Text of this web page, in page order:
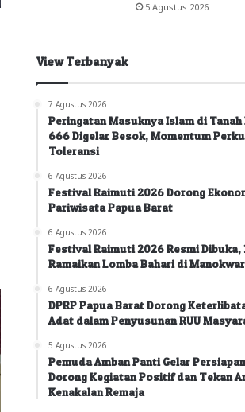
5 Agustus 2026
View Terbanyak
7 Agustus 2026
Peringatan Masuknya Islam di Tanah
666 Digelar Besok, Momentum
Toleransi
6 Agustus 2026
Festival Raimuti 2026 Dorong
Pariwisata Papua Barat
6 Agustus 2026
Festival Raimuti 2026 Resmi Dibuka,
Ramaikan Lomba Bahari di
6 Agustus 2026
DPRP Papua Barat Dorong
Adat dalam Penyusunan RUU
5 Agustus 2026
Pemuda Amban Panti Gelar
Dorong Kegiatan Positif dan Tekan
Kenakalan Remaja